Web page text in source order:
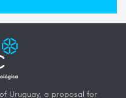
Uruguay, a proposal for